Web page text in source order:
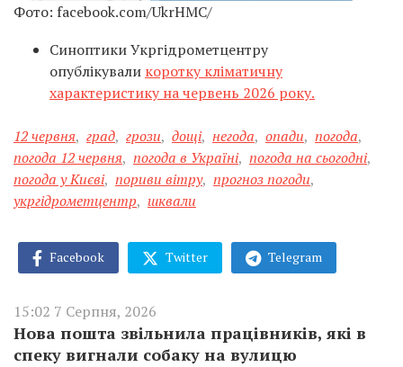
Фото: facebook.com/UkrHMC/
Синоптики Укргідрометцентру
опублікували коротку кліматичну
характеристику на червень 2026 року.
12 червня, град, грози, дощі, негода, опади, погода,
погода 12 червня, погода в Україні, погода на сьогодні,
погода у Києві, пориви вітру, прогноз погоди,
укргідрометцентр, шквали
Facebook Twitter Telegram
15:02 7 Серпня, 2026
Нова пошта звільнила працівників, які в
спеку вигнали собаку на вулицю